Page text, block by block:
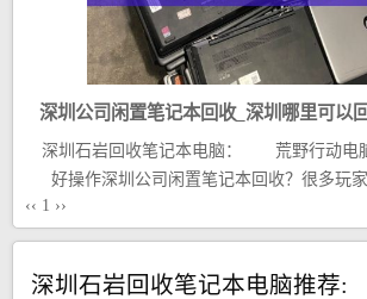
深圳公司闲置笔记本回收_深圳哪里可以
脑
深圳石岩回收笔记本电脑： 荒野行动电
好操作深圳公司闲置笔记本回收？很多玩
‹‹ 1 ››
深圳石岩回收笔记本电脑推荐: